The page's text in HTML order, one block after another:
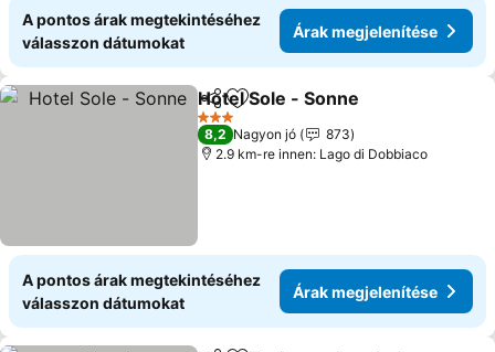
A pontos árak megtekintéséhez
válasszon dátumokat
Árak megjelenítése
Megosztás
Hozzáadás a kedvencekhez
Hotel Sole - Sonne
3 Kategória
8,2 Nagyon jó
873
2.9 km-re innen: Lago di Dobbiaco
A pontos árak megtekintéséhez
válasszon dátumokat
Árak megjelenítése